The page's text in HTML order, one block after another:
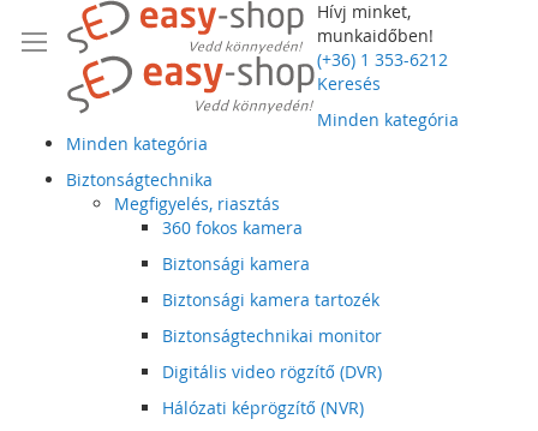
Hívj minket,
munkaidőben!
(+36) 1 353-6212
Keresés
Minden kategória
Minden kategória
Biztonságtechnika
Megfigyelés, riasztás
360 fokos kamera
Biztonsági kamera
Biztonsági kamera tartozék
Biztonságtechnikai monitor
Digitális video rögzítő (DVR)
Hálózati képrögzítő (NVR)